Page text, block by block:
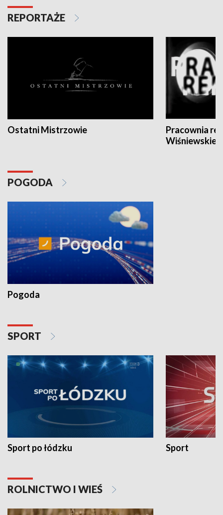
REPORTAŻE
Ostatni Mistrzowie
Pracownia
POGODA
Pogoda
SPORT
Sport po łódzku Sport
ROLNICTWO I WIEŚ